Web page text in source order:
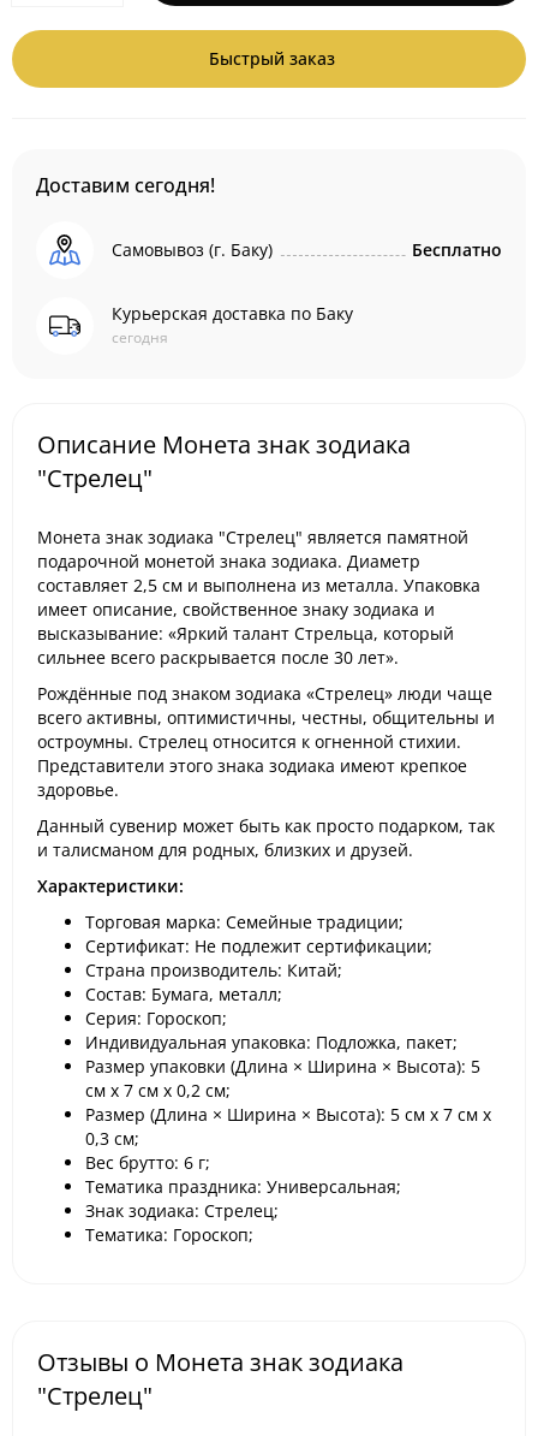
Быстрый заказ
Доставим сегодня!
Самовывоз (г. Баку) Бесплатно
Курьерская доставка по Баку
сегодня
Описание Монета знак зодиака
"Стрелец"
Монета знак зодиака "Стрелец" является памятной
подарочной монетой знака зодиака. Диаметр
составляет 2,5 см и выполнена из металла. Упаковка
имеет описание, свойственное знаку зодиака и
высказывание: «Яркий талант Стрельца, который
сильнее всего раскрывается после 30 лет».
Рождённые под знаком зодиака «Стрелец» люди чаще
всего активны, оптимистичны, честны, общительны и
остроумны. Стрелец относится к огненной стихии.
Представители этого знака зодиака имеют крепкое
здоровье.
Данный сувенир может быть как просто подарком, так
и талисманом для родных, близких и друзей.
Характеристики:
Торговая марка: Семейные традиции;
Сертификат: Не подлежит сертификации;
Страна производитель: Китай;
Состав: Бумага, металл;
Серия: Гороскоп;
Индивидуальная упаковка: Подложка, пакет;
Размер упаковки (Длина × Ширина × Высота): 5
см х 7 см х 0,2 см;
Размер (Длина × Ширина × Высота): 5 см х 7 см х
0,3 см;
Вес брутто: 6 г;
Тематика праздника: Универсальная;
Знак зодиака: Стрелец;
Тематика: Гороскоп;
Отзывы о Монета знак зодиака
"Стрелец"